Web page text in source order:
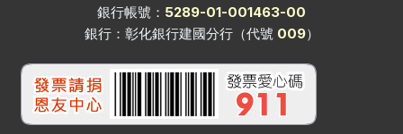
銀行帳號： 5289-01-001463-00
銀行：彰化銀行建國分行（代號 009）